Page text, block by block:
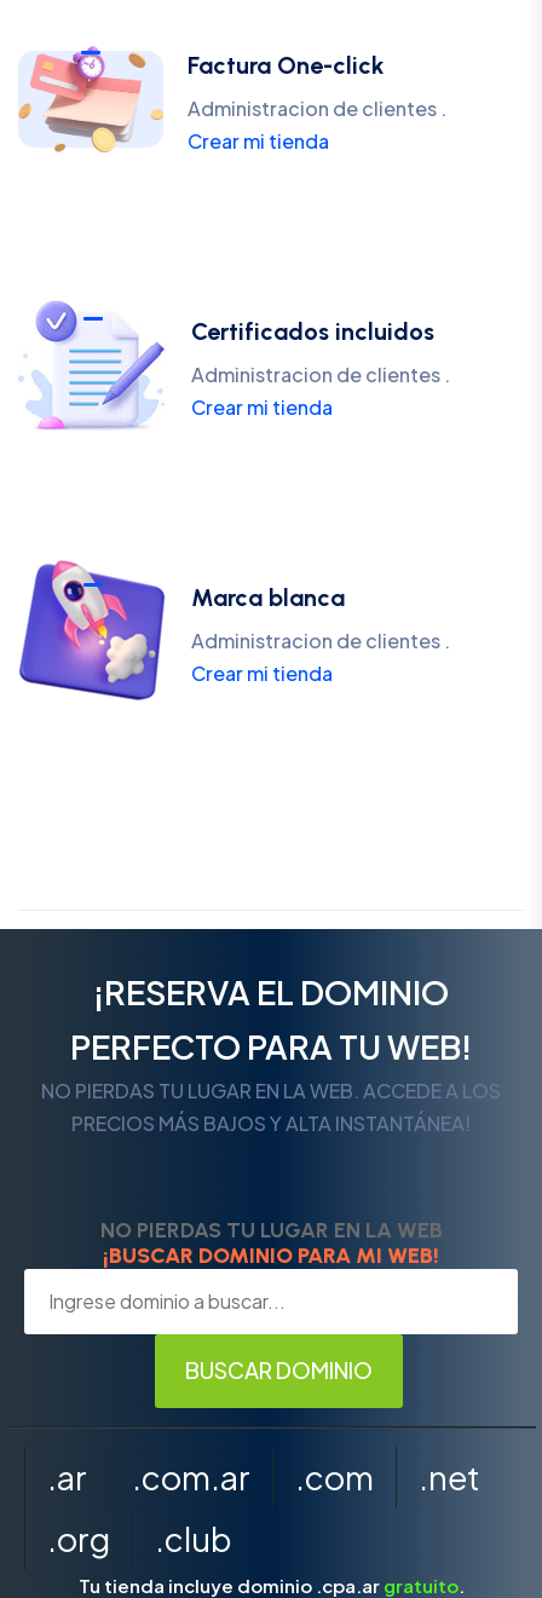
Factura One-click
Administracion de clientes .
Crear mi tienda
Certificados incluidos
Administracion de clientes .
Crear mi tienda
Marca blanca
Administracion de clientes .
Crear mi tienda
¡RESERVA EL DOMINIO
PERFECTO PARA TU WEB!
NO PIERDAS TU LUGAR EN LA WEB. ACCEDE A LOS
PRECIOS MÁS BAJOS Y ALTA INSTANTÁNEA!
NO PIERDAS TU LUGAR EN LA WEB
¡BUSCAR DOMINIO PARA MI WEB!
.ar .com.ar .com
.net
.org
.club
Tu tienda incluye dominio .cpa.ar gratuito.